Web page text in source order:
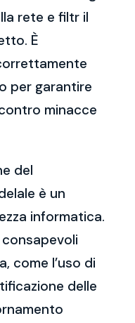
rete e filtr il
È
per garantire
minacce
del
è un
informatica.
come l’uso di
delle